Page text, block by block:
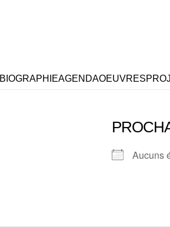
BIOGRAPHIEAGENDAOEUVRES
Aucuns